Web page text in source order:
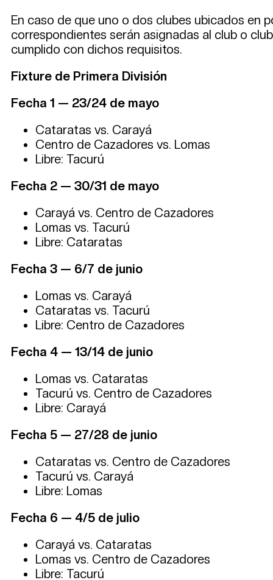
En caso de que uno o dos clubes ubicados en
correspondientes serán asignadas al club o
cumplido con dichos requisitos.
Fixture de Primera División
Fecha 1 — 23/24 de mayo
Cataratas vs. Carayá
Centro de Cazadores vs. Lomas
Libre: Tacurú
Fecha 2 — 30/31 de mayo
Carayá vs. Centro de Cazadores
Lomas vs. Tacurú
Libre: Cataratas
Fecha 3 — 6/7 de junio
Lomas vs. Carayá
Cataratas vs. Tacurú
Libre: Centro de Cazadores
Fecha 4 — 13/14 de junio
Lomas vs. Cataratas
Tacurú vs. Centro de Cazadores
Libre: Carayá
Fecha 5 — 27/28 de junio
Cataratas vs. Centro de Cazadores
Tacurú vs. Carayá
Libre: Lomas
Fecha 6 — 4/5 de julio
Carayá vs. Cataratas
Lomas vs. Centro de Cazadores
Libre: Tacurú